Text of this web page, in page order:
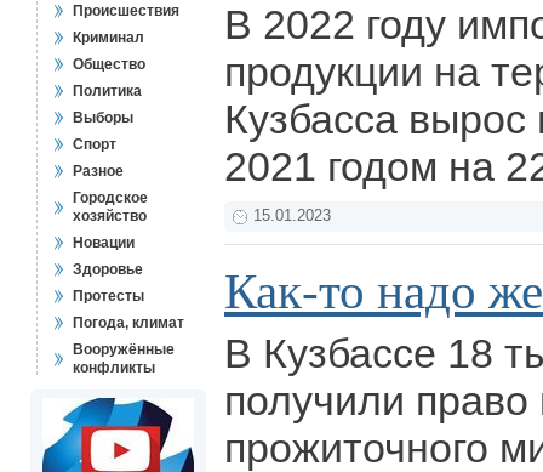
Происшествия
Криминал
Общество
Политика
Выборы
Спорт
Разное
Городское
хозяйство
Новации
Здоровье
Протесты
Погода, климат
Вооружённые
конфликты
В 2022 году
продукции на
Кузбасса вырос
2021 годом на
15.01.2023
Как-то надо
В Кузбассе 18
получили
прожиточного